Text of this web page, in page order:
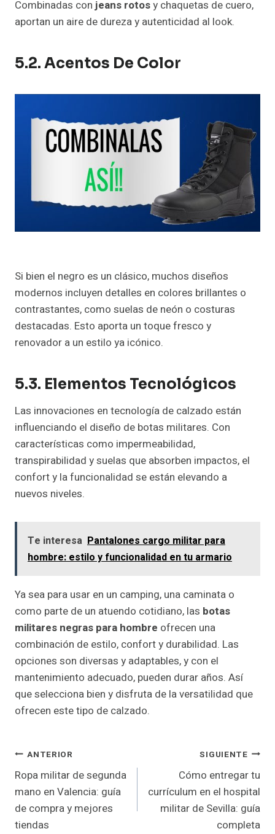
Combinadas conjeans rotosy chaquetas de cuero,
aportan un aire de dureza y autenticidad al look.
5.2. Acentos De Color
Si bien el negro es un clásico, muchos diseños
modernos incluyen detalles en colores brillantes o
contrastantes, como suelas de neón o costuras
destacadas. Esto aporta un toque fresco y
renovador a un estilo ya icónico.
5.3. Elementos Tecnológicos
Las innovaciones en tecnología de calzado están
influenciando el diseño de botas militares. Con
características como impermeabilidad,
transpirabilidad y suelas que absorben impactos, el
confort y la funcionalidad se están elevando a
nuevos niveles.
Te interesa Pantalones cargo militar para
hombre: estilo y funcionalidad en tu armario
Ya sea para usar en un camping, una caminata o
como parte de un atuendo cotidiano, las botas
militares negras para hombre ofrecen una
combinación de estilo, confort y durabilidad. Las
opciones son diversas y adaptables, y con el
mantenimiento adecuado, pueden durar años. Así
que selecciona bien y disfruta de la versatilidad que
ofrecen este tipo de calzado.
Navegación
De
Entradas
ANTERIOR
Ropa militar de segunda
mano en Valencia: guía
de compra y mejores
tiendas
SIGUIENTE
Cómo entregar tu
currículum en el hospital
militar de Sevilla: guía
completa